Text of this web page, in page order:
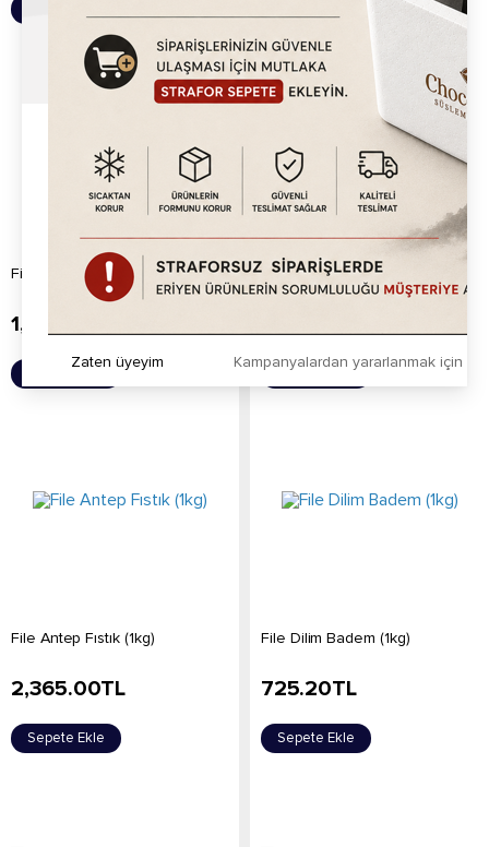
File Fındık (1kg)
1,120.20
Pirinç Antep Fıstık (1kg)
Sepete Ekle
File Antep Fıstık (1kg)
2,365.00TL
Sepete Ekle
File Dilim Badem (1kg)
725.20TL
Sepete Ekle
Kampanyalardan yararlanmak için
Zaten üyeyim